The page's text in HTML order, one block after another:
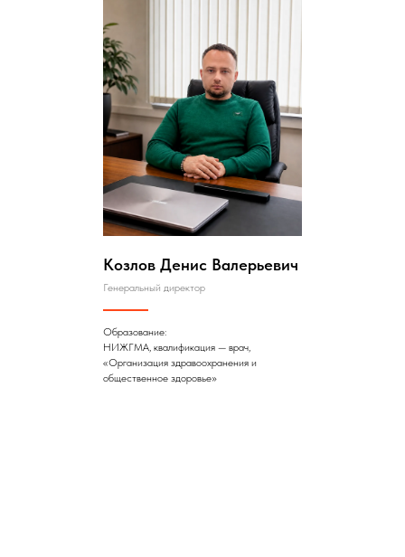
Козлов Денис Валерьевич
Генеральный директор
Образование:
НИЖГМА, квалификация — врач,
«Организация здравоохранения и
общественное здоровье»